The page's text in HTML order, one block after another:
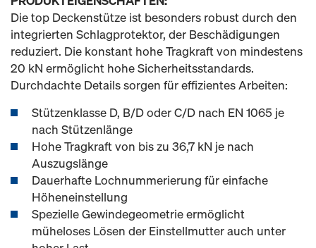
Die top Deckenstütze ist besonders robust durch den
integrierten Schlagprotektor, der Beschädigungen
reduziert. Die konstant hohe Tragkraft von mindestens
20 kN ermöglicht hohe Sicherheitsstandards.
Durchdachte Details sorgen für effizientes Arbeiten:
Stützenklasse D, B/D oder C/D nach EN 1065 je
nach Stützenlänge
Hohe Tragkraft von bis zu 36,7 kN je nach
Auszugslänge
Dauerhafte Lochnummerierung für einfache
Höheneinstellung
Spezielle Gewindegeometrie ermöglicht
müheloses Lösen der Einstellmutter auch unter